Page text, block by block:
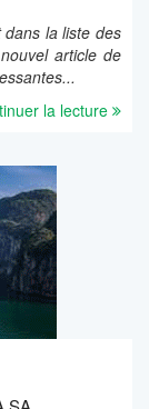
dans la liste des
article de
la lecture